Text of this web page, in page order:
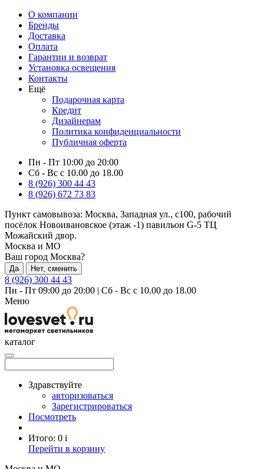
О компании
Бренды
Доставка
Оплата
Гарантии и возврат
Установка освещения
Контакты
Ещё
Подарочная карта
Кредит
Дизайнерам
Политика конфиденциальности
Публичная оферта
Пн - Пт 10:00 до 20:00
Сб - Вс с 10.00 до 18.00
8 (926) 300 44 43
8 (926) 672 73 83
Пункт самовывоза: Москва, Западная ул., с100, рабочий
посёлок Новоивановское (этаж -1) павильон G-5 ТЦ
Можайский двор.
Москва и МО
Ваш город Москва?
Да Нет, сменить
8 (926) 300 44 43
Пн - Пт 09:00 до 20:00 | Сб - Вс с 10.00 до 18.00
Меню
каталог
Здравствуйте
авторизоваться
Зарегистрироваться
Посмотреть
Итого: 0 i
Перейти в корзину